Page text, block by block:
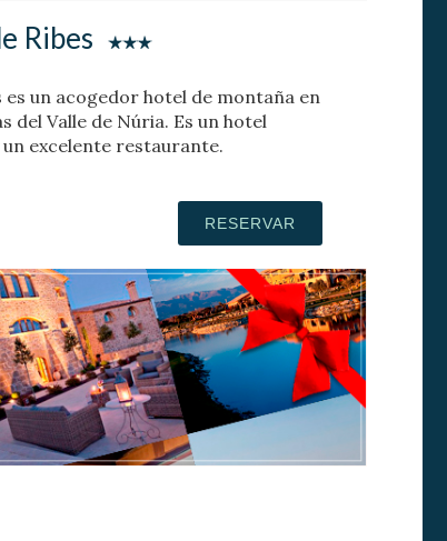
Ribes
es un acogedor hotel de montaña en
del Valle de Núria. Es un hotel
excelente restaurante.
RESERVAR